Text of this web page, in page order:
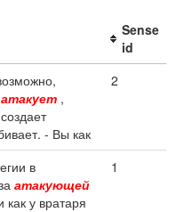
Sense
id
атакует ,
- Вы как
2
в
атакующей
как у вратаря
1